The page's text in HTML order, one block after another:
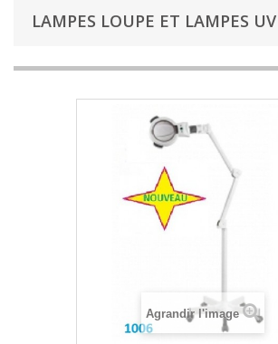
LAMPES LOUPE ET LAMPES UV
Agrandir l'image